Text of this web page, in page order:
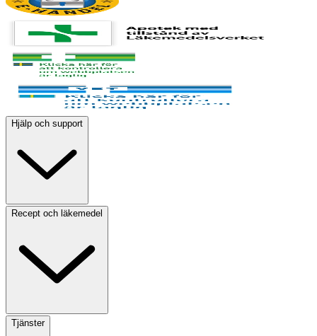
Hjälp och support
Recept och läkemedel
Tjänster